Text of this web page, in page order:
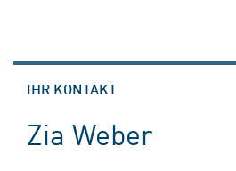
IHR KONTAKT
Zia Weber